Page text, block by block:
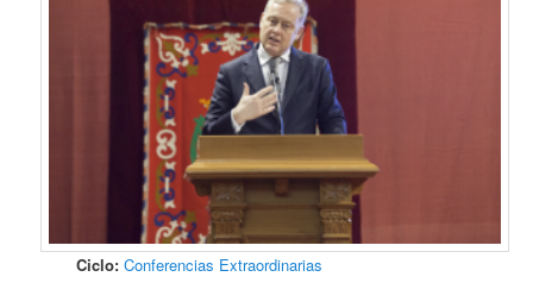
Ciclo: Conferencias Extraordinarias